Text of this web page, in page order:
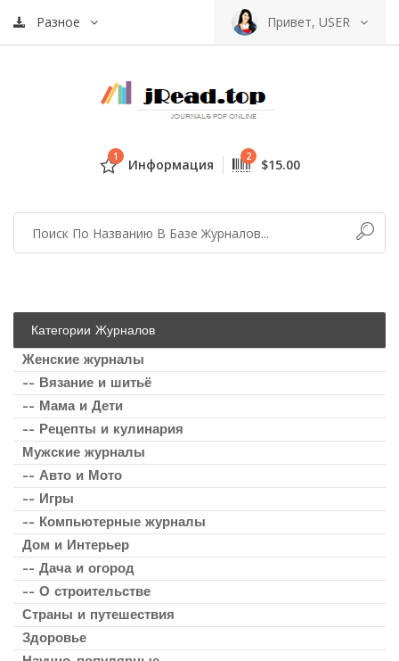
Разное Привет, USER
1 Информация 2 $15.00
Категории Журналов
Женские журналы
-- Вязание и шитьё
-- Мама и Дети
-- Рецепты и кулинария
Мужские журналы
-- Авто и Мото
-- Игры
-- Компьютерные журналы
Дом и Интерьер
-- Дача и огород
-- О строительстве
Страны и путешествия
Здоровье